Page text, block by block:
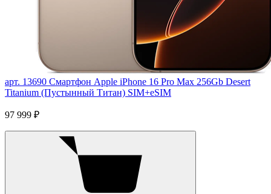
арт. 13690 Смартфон Apple iPhone 16 Pro Max 256Gb Desert
Titanium (Пустынный Титан) SIM+eSIM
97 999 ₽